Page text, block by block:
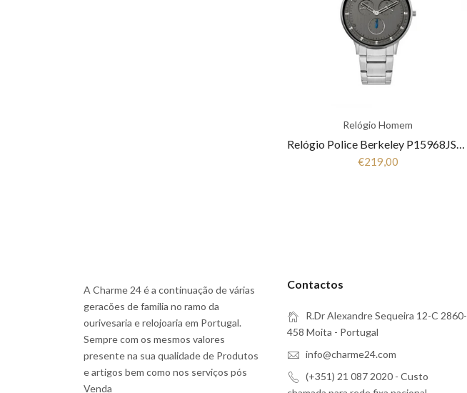
Relógio Homem
Relógio Police Berkeley P15968JS39M
€219,00
A Charme 24 é a continuação de várias
geracões de familia no ramo da
ourivesaria e relojoaria em Portugal.
Sempre com os mesmos valores
presente na sua qualidade de Produtos
e artigos bem como nos serviços pós
Venda
Contactos
R.Dr Alexandre Sequeira 12-C 2860-
458 Moita - Portugal
info@charme24.com
(+351) 21 087 2020 - Custo